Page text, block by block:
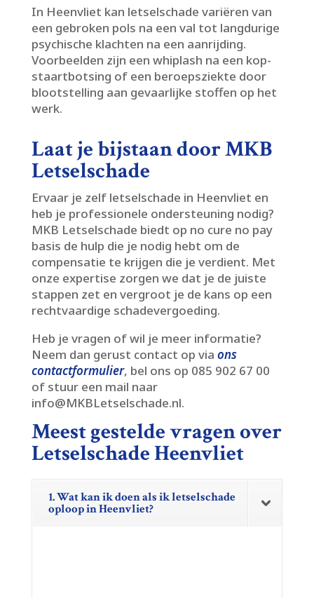
In Heenvliet kan letselschade variëren van
een gebroken pols na een val tot langdurige
psychische klachten na een aanrijding.​
Voorbeelden zijn een whiplash na een kop-
staartbotsing of een beroepsziekte door
blootstelling aan gevaarlijke stoffen op het
werk.​
Laat je bijstaan door MKB
Letselschade
Ervaar je zelf letselschade in Heenvliet en
heb je professionele ondersteuning nodig?
MKB Letselschade biedt op no cure no pay
basis de hulp die je nodig hebt om de
compensatie te krijgen die je verdient.​ Met
onze expertise zorgen we dat je de juiste
stappen zet en vergroot je de kans op een
rechtvaardige schadevergoeding.​
Heb je vragen of wil je meer informatie?
Neem dan gerust contact op via ons
contactformulier, bel ons op 085 902 67 00
of stuur een mail naar
info@MKBLetselschade.​nl.​
Meest gestelde vragen over
Letselschade Heenvliet
1. Wat kan ik doen als ik letselschade
oploop in Heenvliet?